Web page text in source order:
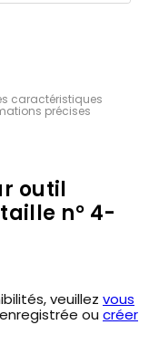
caractéristiques
précises
outil
n° 4-
veuillez vous
ou créer